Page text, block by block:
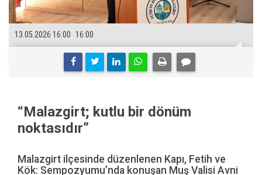
16:00
13.05.2026 16:00
“Malazgirt; kutlu bir dönüm
noktasıdır”
Malazgirt ilçesinde düzenlenen Kapı, Fetih ve
Kök: Sempozyumu’nda konuşan Muş Valisi Avni